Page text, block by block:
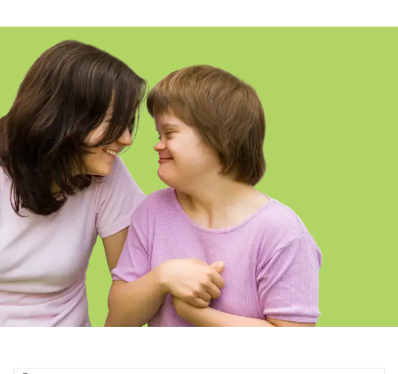
FP SUPERIOR EN INTEGRACIÓ
SOCIAL ONLINE GIRONA